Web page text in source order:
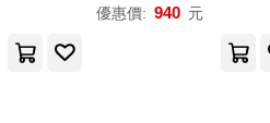
優惠價: 940 元